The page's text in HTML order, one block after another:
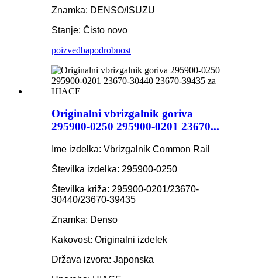
Znamka: DENSO/ISUZU
Stanje: Čisto novo
poizvedbapodrobnost
Originalni vbrizgalnik goriva
295900-0250 295900-0201 23670...
Ime izdelka: Vbrizgalnik Common Rail
Številka izdelka: 295900-0250
Številka križa: 295900-0201/23670-
30440/23670-39435
Znamka: Denso
Kakovost: Originalni izdelek
Država izvora: Japonska